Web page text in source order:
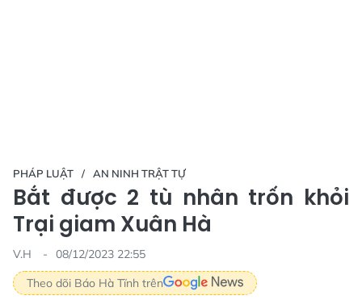
PHÁP LUẬT AN NINH TRẬT TỰ
Bắt được 2 tù nhân trốn khỏi
Trại giam Xuân Hà
V.H
08/12/2023 22:55
Theo dõi Báo Hà Tĩnh trên